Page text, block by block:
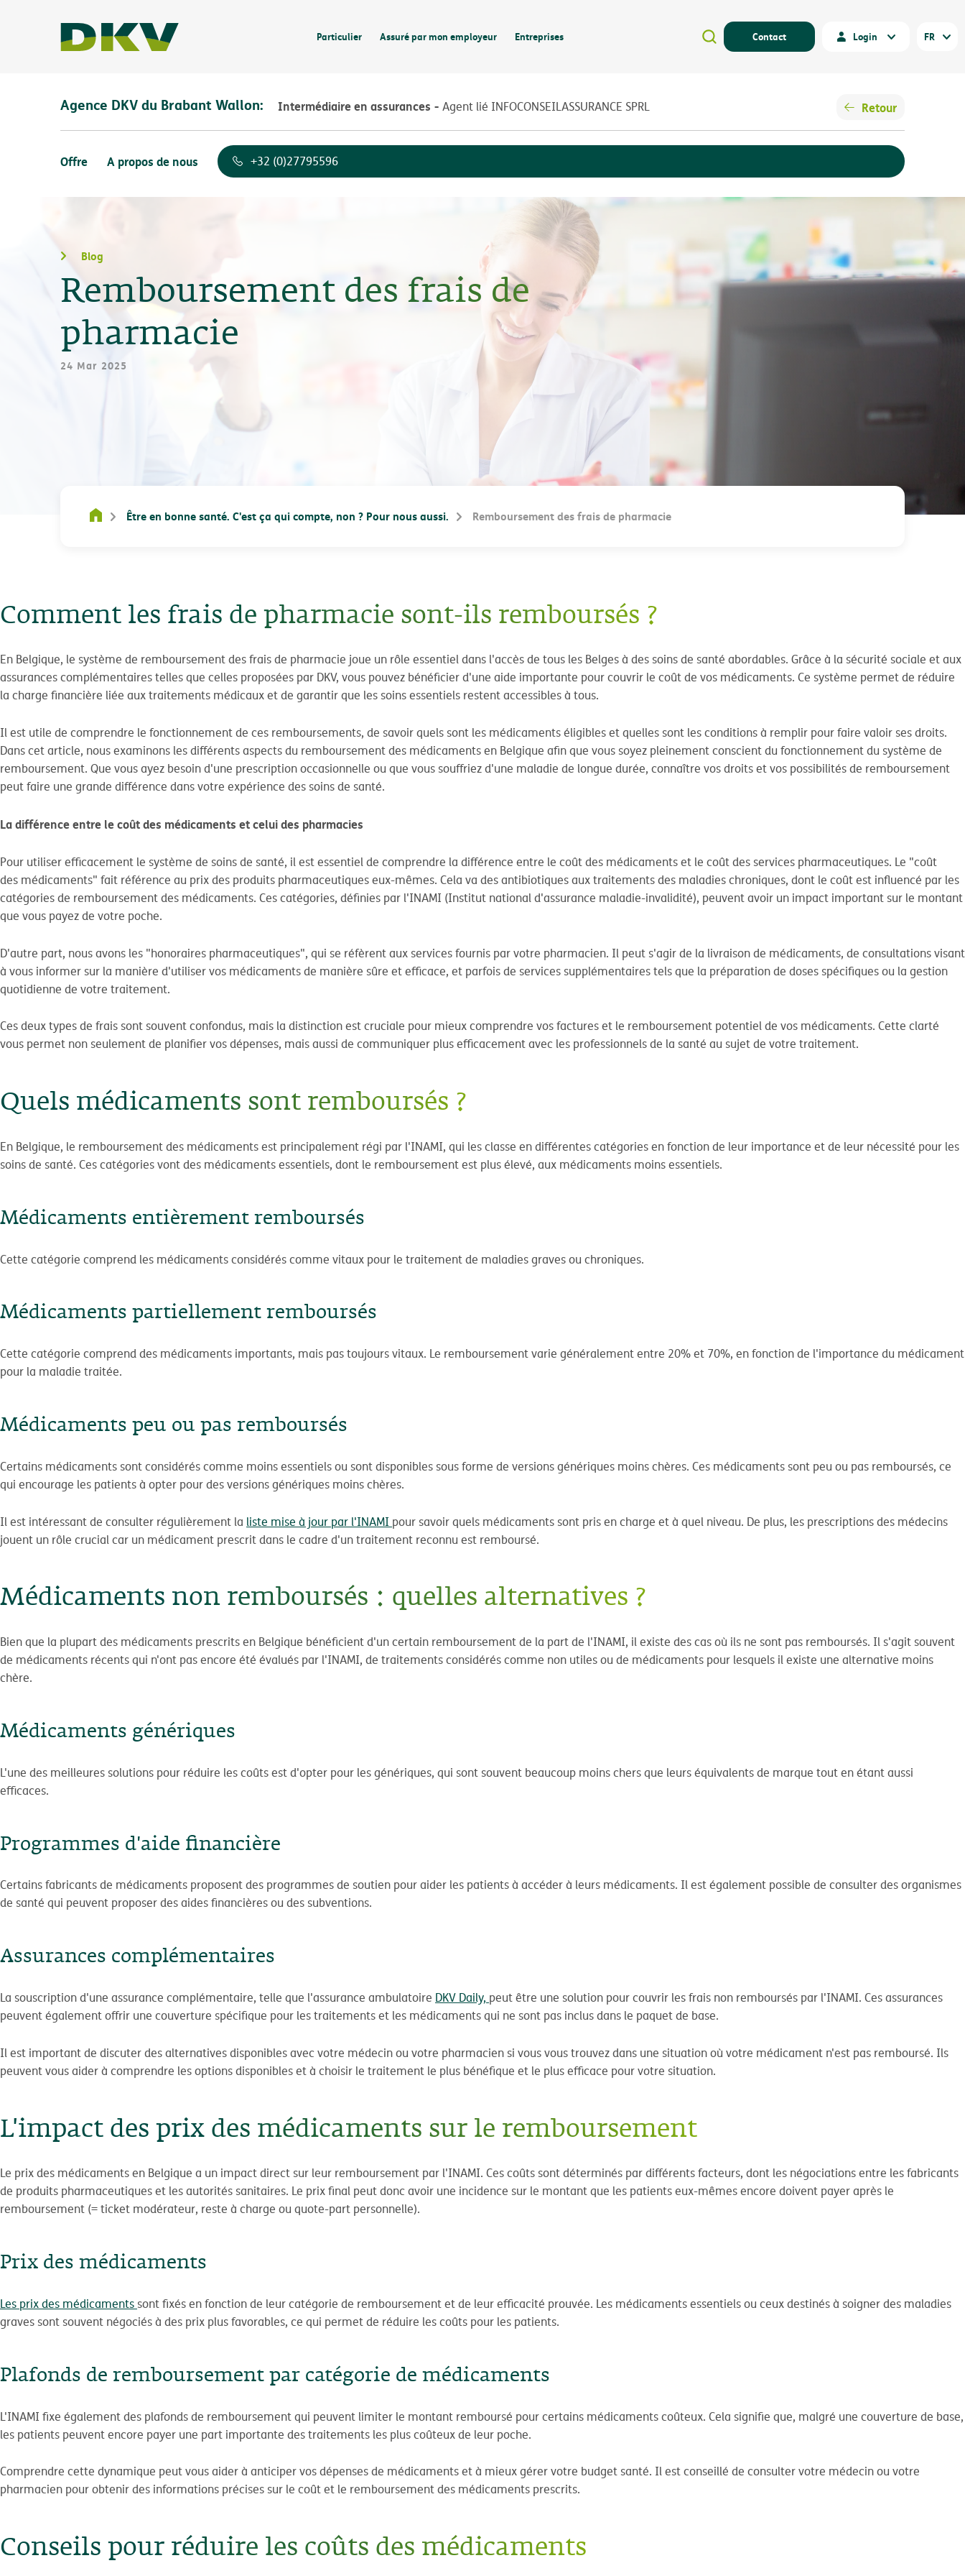
Particulier Assuré par mon employeur Entreprises Contact Login FR
Agence DKV du Brabant Wallon: Intermédiaire en assurances Agent lié INFOCONSEILASSURANCE SPRL
Offre A propos de nous +32 (0)27795596
Blog
Remboursement des frais de
pharmacie
24 Mar 2025
Retour
Être en bonne santé. C'est ça qui compte, non ? Pour nous aussi. Remboursement des frais de pharmacie
Comment les frais de pharmacie sont-ils remboursés ?
En Belgique, le système de remboursement des frais de pharmacie joue un rôle essentiel dans l'accès de tous les Belges à des soins de santé abordables. Grâce à la sécurité sociale et aux
assurances complémentaires telles que celles proposées par DKV, vous pouvez bénéficier d'une aide importante pour couvrir le coût de vos médicaments. Ce système permet de réduire
la charge financière liée aux traitements médicaux et de garantir que les soins essentiels restent accessibles à tous.
Il est utile de comprendre le fonctionnement de ces remboursements, de savoir quels sont les médicaments éligibles et quelles sont les conditions à remplir pour faire valoir ses droits.
Dans cet article, nous examinons les différents aspects du remboursement des médicaments en Belgique afin que vous soyez pleinement conscient du fonctionnement du système de
remboursement. Que vous ayez besoin d'une prescription occasionnelle ou que vous souffriez d'une maladie de longue durée, connaître vos droits et vos possibilités de remboursement
peut faire une grande différence dans votre expérience des soins de santé.
La différence entre le coût des médicaments et celui des pharmacies
Pour utiliser efficacement le système de soins de santé, il est essentiel de comprendre la différence entre le coût des médicaments et le coût des services pharmaceutiques. Le "coût
des médicaments" fait référence au prix des produits pharmaceutiques eux-mêmes. Cela va des antibiotiques aux traitements des maladies chroniques, dont le coût est influencé par les
catégories de remboursement des médicaments. Ces catégories, définies par l'INAMI (Institut national d'assurance maladie-invalidité), peuvent avoir un impact important sur le montant
que vous payez de votre poche.
D'autre part, nous avons les "honoraires pharmaceutiques", qui se réfèrent aux services fournis par votre pharmacien. Il peut s'agir de la livraison de médicaments, de consultations visant
à vous informer sur la manière d'utiliser vos médicaments de manière sûre et efficace, et parfois de services supplémentaires tels que la préparation de doses spécifiques ou la gestion
quotidienne de votre traitement.
Ces deux types de frais sont souvent confondus, mais la distinction est cruciale pour mieux comprendre vos factures et le remboursement potentiel de vos médicaments. Cette clarté
vous permet non seulement de planifier vos dépenses, mais aussi de communiquer plus efficacement avec les professionnels de la santé au sujet de votre traitement.
Quels médicaments sont remboursés ?
En Belgique, le remboursement des médicaments est principalement régi par l'INAMI, qui les classe en différentes catégories en fonction de leur importance et de leur nécessité pour les
soins de santé. Ces catégories vont des médicaments essentiels, dont le remboursement est plus élevé, aux médicaments moins essentiels.
Médicaments entièrement remboursés
Cette catégorie comprend les médicaments considérés comme vitaux pour le traitement de maladies graves ou chroniques.
Médicaments partiellement remboursés
Cette catégorie comprend des médicaments importants, mais pas toujours vitaux. Le remboursement varie généralement entre 20% et 70%, en fonction de l'importance du médicament
pour la maladie traitée.
Médicaments peu ou pas remboursés
Certains médicaments sont considérés comme moins essentiels ou sont disponibles sous forme de versions génériques moins chères. Ces médicaments sont peu ou pas remboursés, ce
qui encourage les patients à opter pour des versions génériques moins chères.
Il est intéressant de consulter régulièrement la liste mise à jour par l'INAMI pour savoir quels médicaments sont pris en charge et à quel niveau. De plus, les prescriptions des médecins
jouent un rôle crucial car un médicament prescrit dans le cadre d'un traitement reconnu est remboursé.
Médicaments non remboursés : quelles alternatives ?
Bien que la plupart des médicaments prescrits en Belgique bénéficient d'un certain remboursement de la part de l'INAMI, il existe des cas où ils ne sont pas remboursés. Il s'agit souvent
de médicaments récents qui n'ont pas encore été évalués par l'INAMI, de traitements considérés comme non utiles ou de médicaments pour lesquels il existe une alternative moins
chère.
Médicaments génériques
L'une des meilleures solutions pour réduire les coûts est d'opter pour les génériques, qui sont souvent beaucoup moins chers que leurs équivalents de marque tout en étant aussi
efficaces.
Programmes d'aide financière
Certains fabricants de médicaments proposent des programmes de soutien pour aider les patients à accéder à leurs médicaments. Il est également possible de consulter des organismes
de santé qui peuvent proposer des aides financières ou des subventions.
Assurances complémentaires
La souscription d'une assurance complémentaire, telle que l'assurance ambulatoire DKV Daily, peut être une solution pour couvrir les frais non remboursés par l'INAMI. Ces assurances
peuvent également offrir une couverture spécifique pour les traitements et les médicaments qui ne sont pas inclus dans le paquet de base.
Il est important de discuter des alternatives disponibles avec votre médecin ou votre pharmacien si vous vous trouvez dans une situation où votre médicament n'est pas remboursé. Ils
peuvent vous aider à comprendre les options disponibles et à choisir le traitement le plus bénéfique et le plus efficace pour votre situation.
L'impact des prix des médicaments sur le remboursement
Le prix des médicaments en Belgique a un impact direct sur leur remboursement par l'INAMI. Ces coûts sont déterminés par différents facteurs, dont les négociations entre les fabricants
de produits pharmaceutiques et les autorités sanitaires. Le prix final peut donc avoir une incidence sur le montant que les patients eux-mêmes encore doivent payer après le
remboursement (= ticket modérateur, reste à charge ou quote-part personnelle).
Prix des médicaments
Les prix des médicaments sont fixés en fonction de leur catégorie de remboursement et de leur efficacité prouvée. Les médicaments essentiels ou ceux destinés à soigner des maladies
graves sont souvent négociés à des prix plus favorables, ce qui permet de réduire les coûts pour les patients.
Plafonds de remboursement par catégorie de médicaments
L'INAMI fixe également des plafonds de remboursement qui peuvent limiter le montant remboursé pour certains médicaments coûteux. Cela signifie que, malgré une couverture de base,
les patients peuvent encore payer une part importante des traitements les plus coûteux de leur poche.
Comprendre cette dynamique peut vous aider à anticiper vos dépenses de médicaments et à mieux gérer votre budget santé. Il est conseillé de consulter votre médecin ou votre
pharmacien pour obtenir des informations précises sur le coût et le remboursement des médicaments prescrits.
Conseils pour réduire les coûts des médicaments